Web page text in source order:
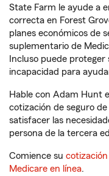
State Farm le ayude a
correcta en Forest
planes económicos de
suplementario de
Incluso puede
incapacidad para
Hable con Adam Hunt
cotización de seguro
satisfacer las
persona de la tercera
Comience su
Medicare en línea.